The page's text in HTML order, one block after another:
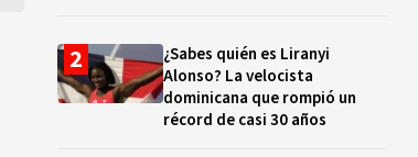
¿Sabes quién es Liranyi
Alonso? La velocista
dominicana que rompió un
récord de casi 30 años